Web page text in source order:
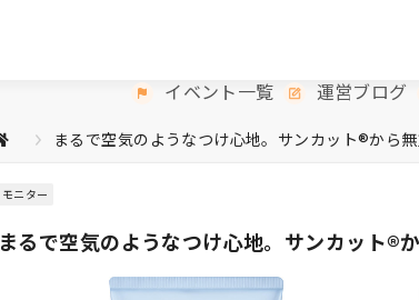
イベント一覧 運営ブログ
まるで空気のようなつけ心地。サンカット®から無
モニター
まるで空気のようなつけ心地。サンカット®